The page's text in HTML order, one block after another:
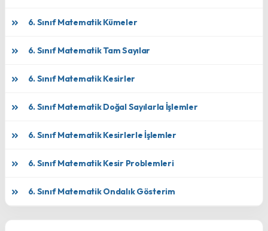
6. Sınıf Matematik Kümeler
6. Sınıf Matematik Tam Sayılar
6. Sınıf Matematik Kesirler
6. Sınıf Matematik Doğal Sayılarla İşlemler
6. Sınıf Matematik Kesirlerle İşlemler
6. Sınıf Matematik Kesir Problemleri
6. Sınıf Matematik Ondalık Gösterim